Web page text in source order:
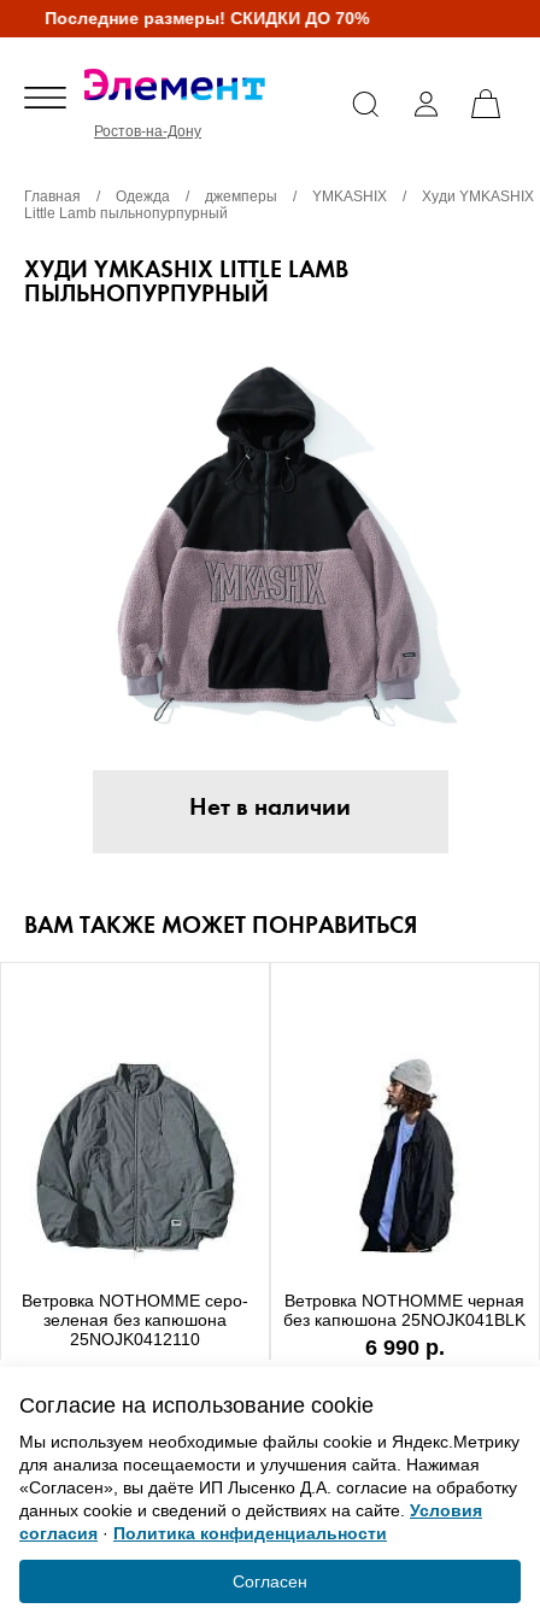
Последние размеры! СКИДКИ ДО 70%
Ростов-на-Дону
Главная / Одежда / джемперы / YMKASHIX /
Худи YMKASHIX
Little Lamb пыльнопурпурный
ХУДИ YMKASHIX LITTLE LAMB
ПЫЛЬНОПУРПУРНЫЙ
Нет в наличии
ВАМ ТАКЖЕ МОЖЕТ ПОНРАВИТЬСЯ
Ветровка NOTHOMME серо-
зеленая без капюшона
25NOJK0412110
Ветровка NOTHOMME черная
без капюшона 25NOJK041BLK
6 990 р.
Согласие на использование cookie
Мы используем необходимые файлы cookie и Яндекс.Метрику
для анализа посещаемости и улучшения сайта. Нажимая
«Согласен», вы даёте ИП Лысенко Д.А. согласие на обработку
данных cookie и сведений о действиях на сайте. Условия
согласия · Политика конфиденциальности
Согласен